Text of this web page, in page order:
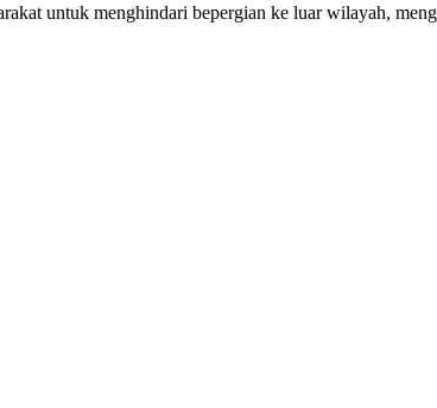
untuk menghindari bepergian ke luar wilayah,